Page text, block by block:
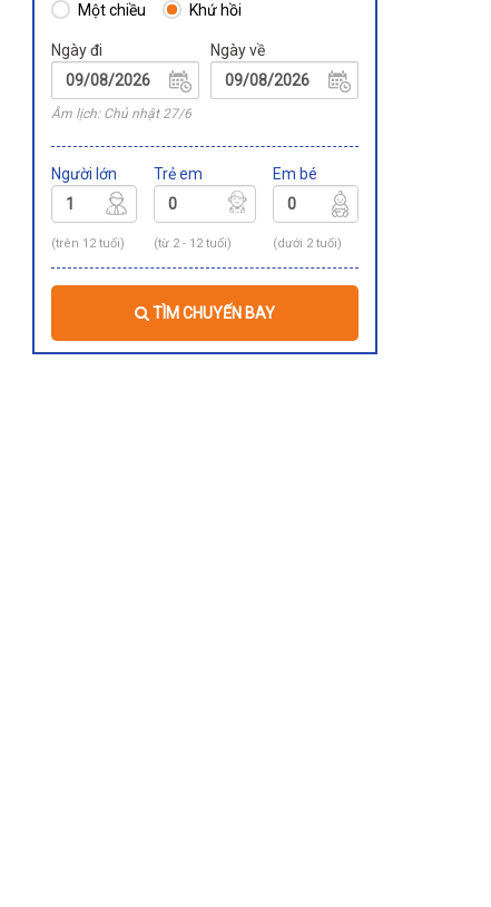
Một chiều Khứ hồi
Ngày đi
Âm lịch: Chủ nhật 27/6
Ngày về
Người lớn
(trên 12 tuổi)
Trẻ em
(từ 2 - 12 tuổi)
Em bé
(dưới 2 tuổi)
TÌM CHUYẾN BAY